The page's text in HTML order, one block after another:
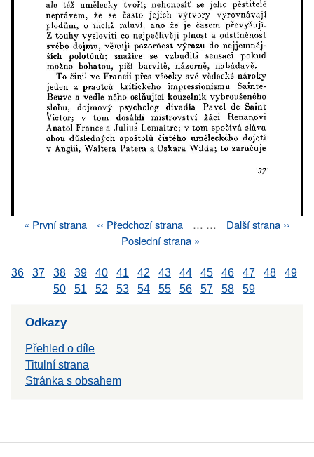
First
« První strana
Previous
‹‹ Předchozí strana … …
Next
Další strana ››
Last
Poslední strana »
36 37 38 39 40 41 42 43 44 45 46 47 48
49
50
51 52 53 54 55 56 57 58 59
Odkazy
Přehled o díle
Titulní strana
Stránka s obsahem